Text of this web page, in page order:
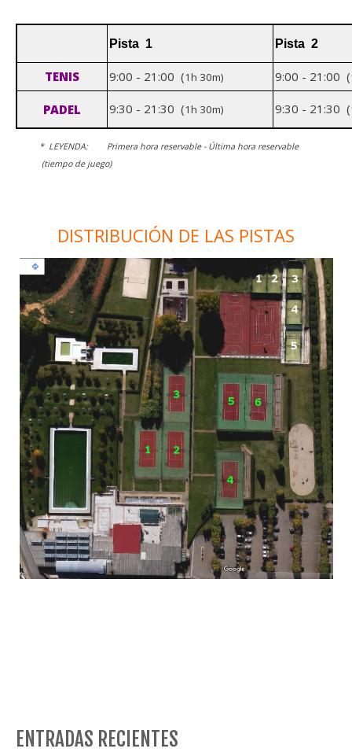
Pista 1 Pista 2
TENIS 9:00 - 21:00 (1h 30m) 9:00 - 21:00 (
PADEL 9:30 - 21:30 (1h 30m) 9:30 - 21:30 (
* LEYENDA: Primera hora reservable - Última hora reservable
(tiempo de juego)
DISTRIBUCIÓN DE LAS PISTAS
ENTRADAS RECIENTES